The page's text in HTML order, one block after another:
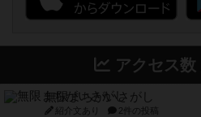
アクセス数
無限まちがいさがし
紹介文あり 2件の投稿